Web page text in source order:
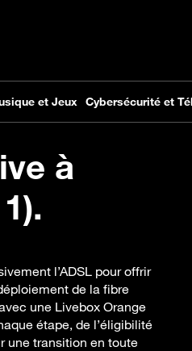
à
l’ADSL pour offrir
de la fibre
une Livebox Orange
étape, de l’éligibilité
une transition en toute